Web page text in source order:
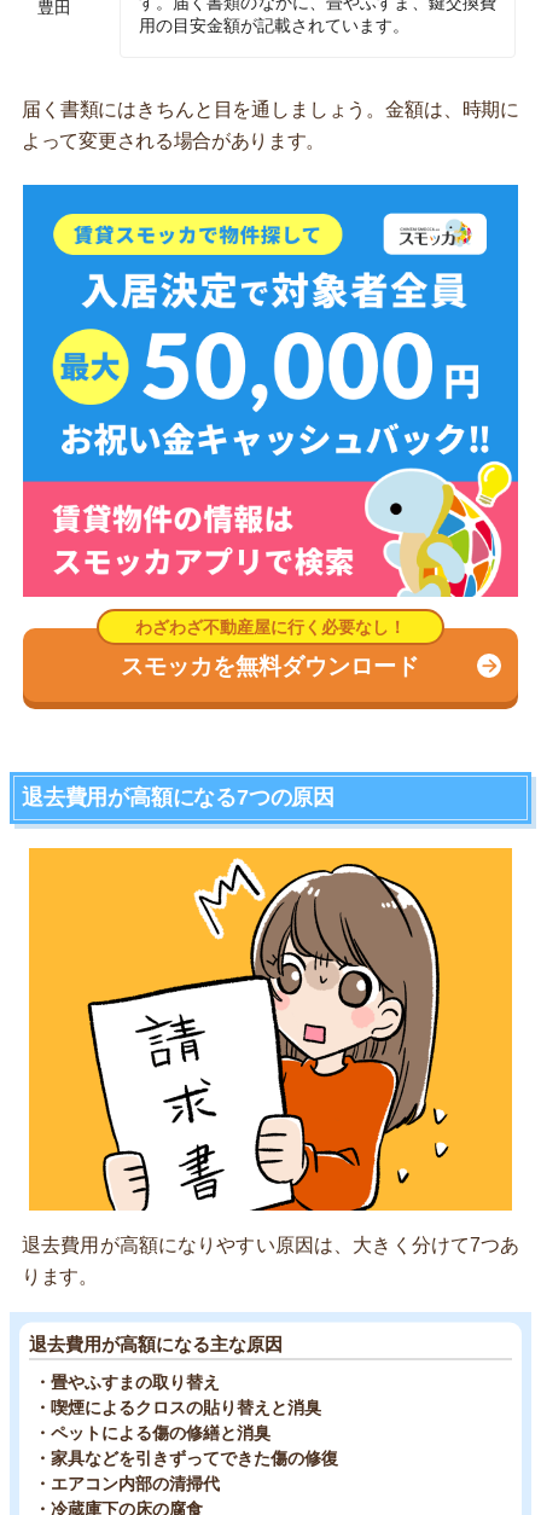
豊田
用の目安金額が記載されています。
届く書類にはきちんと目を通しましょう。金額は、時期に
よって変更される場合があります。
スモッカを無料ダウンロード
退去費用が高額になる7つの原因
退去費用が高額になりやすい原因は、大きく分けて7つあ
ります。
退去費用が高額になる主な原因
・畳やふすまの取り替え
・喫煙によるクロスの貼り替えと消臭
・ペットによる傷の修繕と消臭
・家具などを引きずってできた傷の修復
・エアコン内部の清掃代
・冷蔵庫下の床の腐食